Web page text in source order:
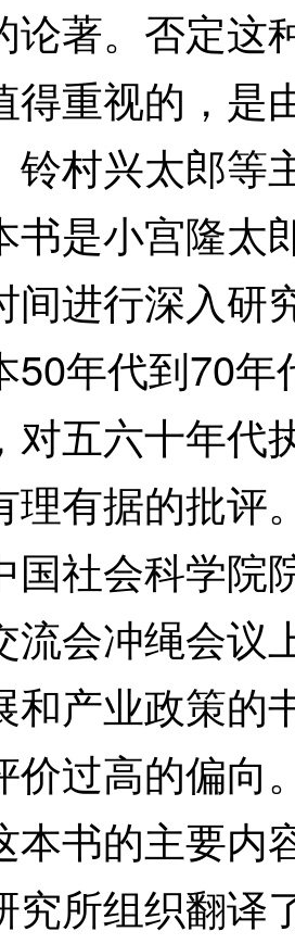
论著。否定这
得重视的，是
铃村兴太郎等
书是小宫隆太
间进行深入研
50年代到70
对五六十年代
理有据的批评
国社会科学院
流会冲绳会议
和产业政策的
价过高的偏向
本书的主要内
究所组织翻译